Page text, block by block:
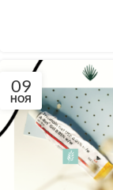
09
НОЯ